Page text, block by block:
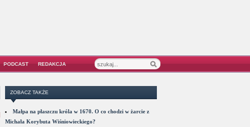
PODCAST REDAKCJA
ZOBACZ TAKŻE
Małpa na płaszczu króla w 1670. O co chodzi w żarcie z
Michała Korybuta Wiśniowieckiego?